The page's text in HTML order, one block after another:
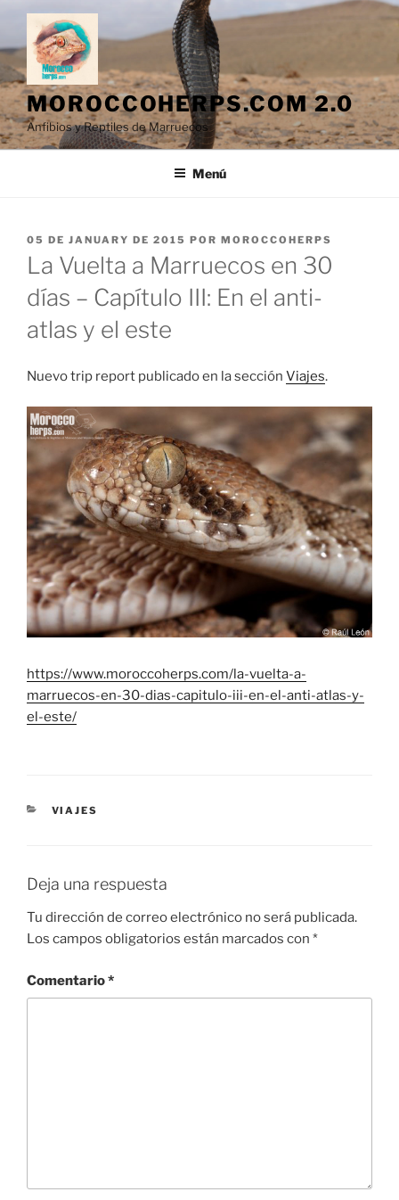
Saltar
contenido
MOROCCOHERPS.COM 2.0
Anfibios y Reptiles de Marruecos
Menú
PUBLICADO
EL
05 DE JANUARY DE 2015 POR MOROCCOHERPS
La Vuelta a Marruecos en 30
días – Capítulo III: En el anti-
atlas y el este
Nuevo trip report publicado en la sección Viajes.
https://www.moroccoherps.com/la-vuelta-a-
marruecos-en-30-dias-capitulo-iii-en-el-anti-atlas-y-
el-este/
CATEGORÍAS
VIAJES
Deja una respuesta
Tu dirección de correo electrónico no será publicada.
Los campos obligatorios están marcados con *
Comentario*